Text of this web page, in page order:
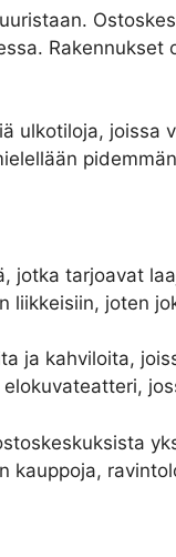
ulkotiloja,
jotka tarjoavat
liikkeisiin, joten
ja kahviloita,
kauppoja,